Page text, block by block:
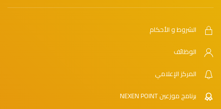
الشروط و الأحكام
الوظائف
المركز الإعلامي
برنامج موزعين NEXEN POINT